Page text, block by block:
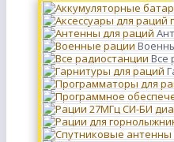
Все